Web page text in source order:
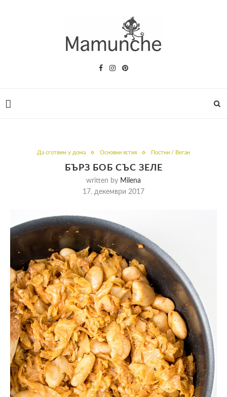
Да сготвим у дома Основни ястия Постни / Веган
БЪРЗ БОБ СЪС ЗЕЛЕ
written by Milena
17. декември 2017